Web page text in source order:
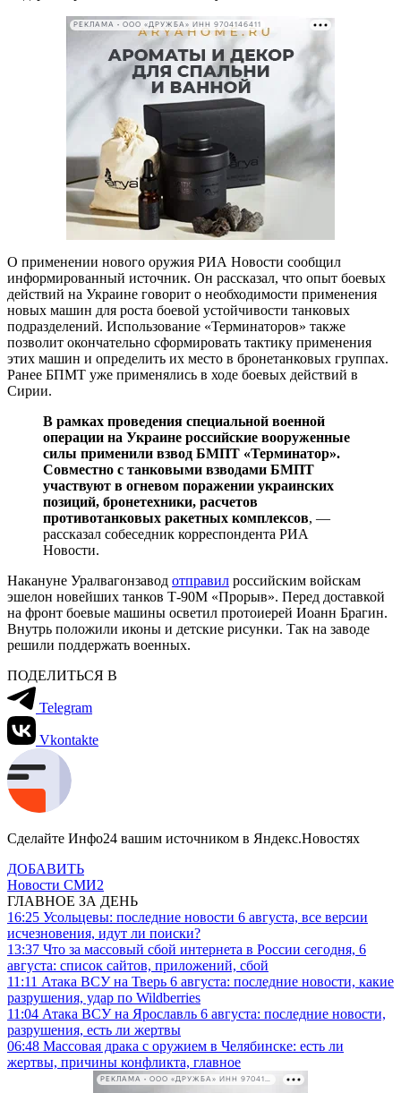
РЕКЛАМА • ООО «ДРУЖБА» ИНН 9704146411
О применении нового оружия РИА Новости сообщил
информированный источник. Он рассказал, что опыт боевых
действий на Украине говорит о необходимости применения
новых машин для роста боевой устойчивости танковых
подразделений. Использование «Терминаторов» также
позволит окончательно сформировать тактику применения
этих машин и определить их место в бронетанковых группах.
Ранее БПМТ уже применялись в ходе боевых действий в
Сирии.
В рамках проведения специальной военной
операции на Украине российские вооруженные
силы применили взвод БМПТ «Терминатор».
Совместно с танковыми взводами БМПТ
участвуют в огневом поражении украинских
позиций, бронетехники, расчетов
противотанковых ракетных комплексов, —
рассказал собеседник корреспондента РИА
Новости.
Накануне Уралвагонзавод отправил российским войскам
эшелон новейших танков Т-90М «Прорыв». Перед доставкой
на фронт боевые машины осветил протоиерей Иоанн Брагин.
Внутрь положили иконы и детские рисунки. Так на заводе
решили поддержать военных.
ПОДЕЛИТЬСЯ В
Telegram
Vkontakte
Сделайте Инфо24 вашим источником в Яндекс.Новостях
ДОБАВИТЬ
Новости СМИ2
ГЛАВНОЕ ЗА ДЕНЬ
16:25 Усольцевы: последние новости 6 августа, все версии
исчезновения, идут ли поиски?
13:37 Что за массовый сбой интернета в России сегодня, 6
августа: список сайтов, приложений, сбой
11:11 Атака ВСУ на Тверь 6 августа: последние новости, какие
разрушения, удар по Wildberries
11:04 Атака ВСУ на Ярославль 6 августа: последние новости,
разрушения, есть ли жертвы
06:48 Массовая драка с оружием в Челябинске: есть ли
жертвы, причины конфликта, главное
РЕКЛАМА • ООО «ДРУЖБА» ИНН 9704146411